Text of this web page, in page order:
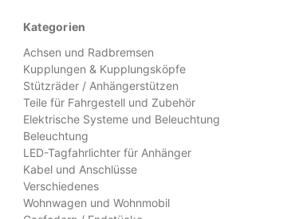
Kategorien
Achsen und Radbremsen
Kupplungen & Kupplungsköpfe
Stützräder / Anhängerstützen
Teile für Fahrgestell und Zubehör
Elektrische Systeme und Beleuchtung
Beleuchtung
LED-Tagfahrlichter für Anhänger
Kabel und Anschlüsse
Verschiedenes
Wohnwagen und Wohnmobil